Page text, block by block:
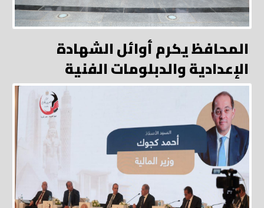
المحافظ يكرم أوائل الشهادة
الإعدادية والدبلومات الفنية